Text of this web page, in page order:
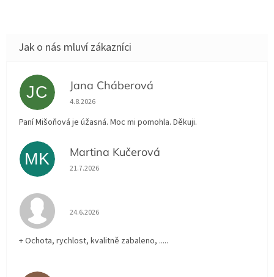
JC Jana Cháberová
Hodnocení obchodu je 5 z 5 hvězdiček.
4.8.2026
Paní Mišoňová je úžasná. Moc mi pomohla. Děkuji.
MK Martina Kučerová
Hodnocení obchodu je 5 z 5 hvězdiček.
21.7.2026
Hodnocení obchodu je 5 z 5 hvězdiček.
24.6.2026
+ Ochota, rychlost, kvalitně zabaleno, .....